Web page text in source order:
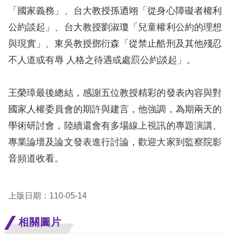
擇
語
回
首
頁
導
覽
「國家義務」、台大教授孫迺翊「從身心障礙者權利
公約談起」、台大教授劉淑瓊「兒童權利公約的理想
與現實」、東吳教授鄧衍森「從禁止酷刑及其他殘忍
不人道或有辱 人格之待遇或處罰公約談起」。
王榮璋最後總結，感謝五位教授精彩的發表內容與對
國家人權委員會的期許與建言，他強調，為期兩天的
學術研討會，陸續還會有多場線上視訊的專題演講、
專業論壇及論文發表進行討論，歡迎大家到監察院影
音頻道收看。
上版日期：110-05-14
相關圖片